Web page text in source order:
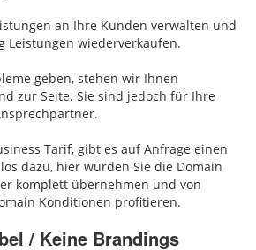
an Ihre Kunden verwalten und
Leistungen wiederverkaufen.
geben, stehen wir Ihnen
zur Seite. Sie sind jedoch für Ihre
Tarif, gibt es auf Anfrage einen
dazu, hier würden Sie die Domain
komplett übernehmen und von
Konditionen profitieren.
/ Keine Brandings